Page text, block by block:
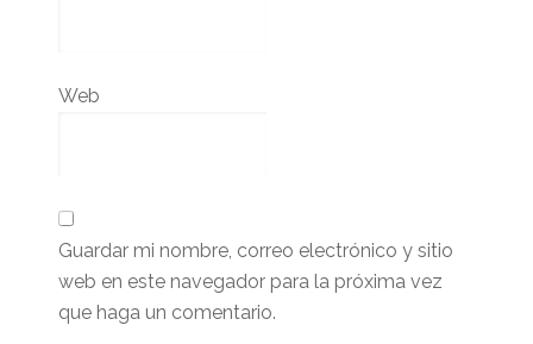
Web
Guardar mi nombre, correo electrónico y sitio
web en este navegador para la próxima vez
que haga un comentario.